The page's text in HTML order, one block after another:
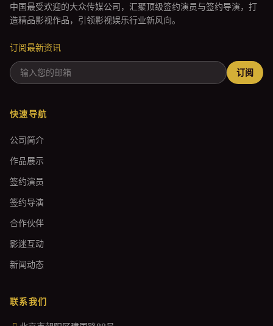
中国最受欢迎的大众传媒公司，汇聚顶级签约演员与签约导演，打
造精品影视作品，引领影视娱乐行业新风向。
订阅最新资讯
订阅
快速导航
公司简介
作品展示
签约演员
签约导演
合作伙伴
影迷互动
新闻动态
联系我们